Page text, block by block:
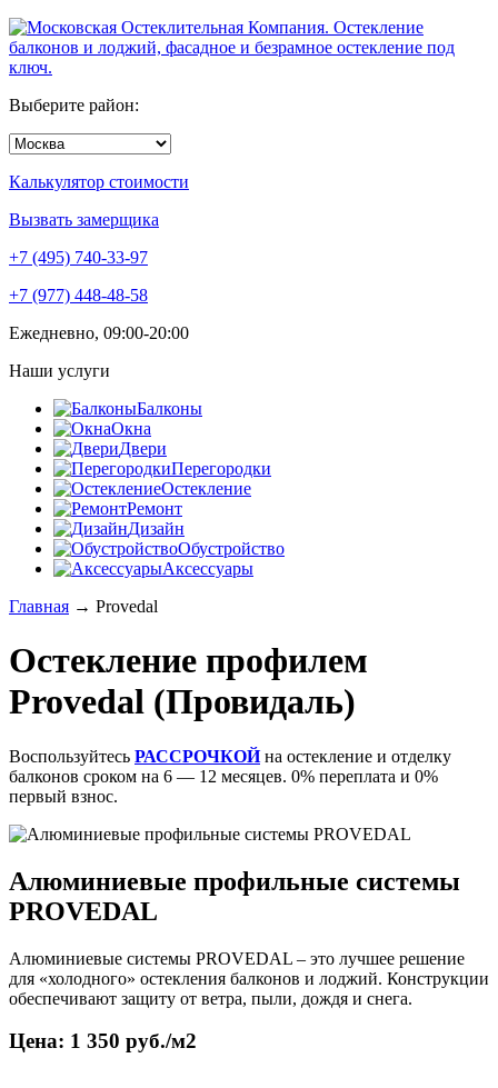
Выберите район:
Калькулятор стоимости
Вызвать замерщика
+7 (495) 740-33-97
+7 (977) 448-48-58
Ежедневно, 09:00-20:00
Наши услуги
Балконы
Окна
Двери
Перегородки
Остекление
Ремонт
Дизайн
Обустройство
Аксессуары
Главная → Provedal
Остекление профилем
Provedal (Провидаль)
Воспользуйтесь РАССРОЧКОЙна остекление и отделку
балконов сроком на 6 — 12 месяцев. 0% переплата и 0%
первый взнос.
Алюминиевые профильные системы
PROVEDAL
Алюминиевые системы PROVEDAL – это лучшее решение
для «холодного» остекления балконов и лоджий. Конструкции
обеспечивают защиту от ветра, пыли, дождя и снега.
Цена: 1 350 руб./м2